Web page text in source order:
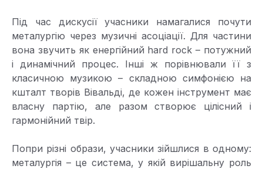
Під час дискусії учасники намагалися почути
металургію через музичні асоціації. Для частини
вона звучить як енергійний hard rock – потужний
і динамічний процес. Інші ж порівнювали її з
класичною музикою – складною симфонією на
кшталт творів Вівальді, де кожен інструмент має
власну партію, але разом створює цілісний і
гармонійний твір.
Попри різні образи, учасники зійшлися в одному:
металургія – це система, у якій вирішальну роль